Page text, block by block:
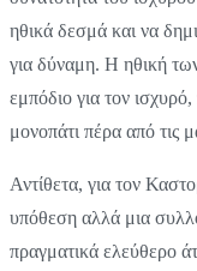
ηθικά δεσμά και να
για δύναμη. Η ηθική
εμπόδιο για τον
μονοπάτι πέρα από τις
Αντίθετα, για τον
υπόθεση αλλά μια
πραγματικά ελεύθερο